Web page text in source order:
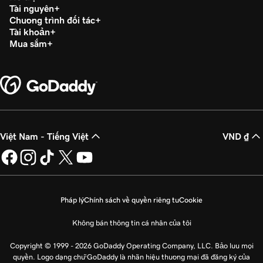
365
Bài học 25 (trong số 37)
Bài học 26 (trong số 37)
Thay đổi tên miền liên kết với email của tôi
Thay đổi tên người dùng trên tài khoản email
Microsoft 365 của tôi
1m 4s
Bài học 28 (trong số 37)
Ứng dụng Microsoft Office 365
Bài học 30 (trong số 37)
Tài nguyên
Chương trình đối tác
Tài khoản
Mua sắm
Việt Nam - Tiếng Việt VND ₫
Pháp lýChính sách về quyền riêng tưCookie
Không bán thông tin cá nhân của tôi
Copyright © 1999 - 2026 GoDaddy Operating Company, LLC. Bảo lưu mọi
quyền. Logo dạng chữ GoDaddy là nhãn hiệu thương mại đã đăng ký của